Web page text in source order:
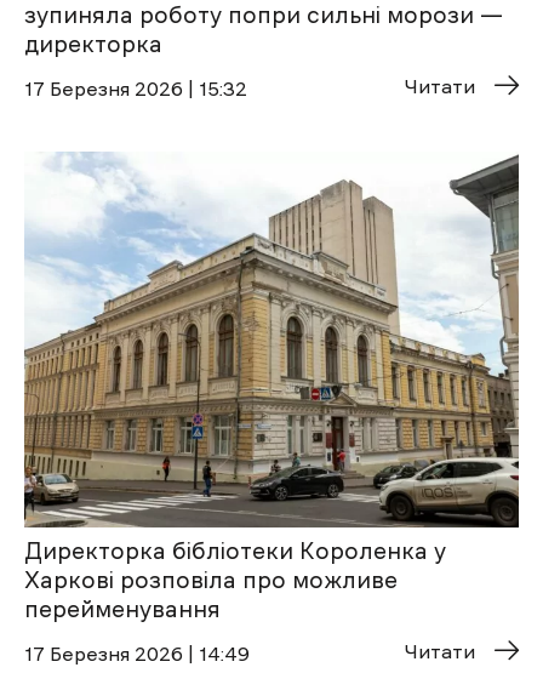
зупиняла роботу попри сильні морози —
директорка
17 Березня 2026 | 15:32 Читати
Директорка бібліотеки Короленка у
Харкові розповіла про можливе
перейменування
17 Березня 2026 | 14:49 Читати